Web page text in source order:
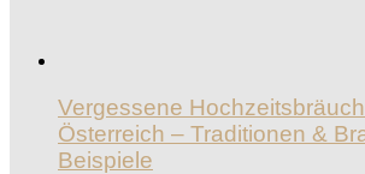
Vergessene
Österreich – Traditionen &
Beispiele